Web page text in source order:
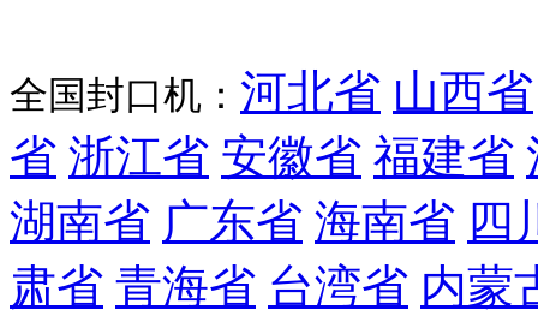
全国封口机： 河北省 山西省
省 浙江省 安徽省 福建省
湖南省 广东省 海南省 四
肃省 青海省 台湾省 内蒙